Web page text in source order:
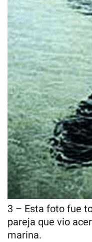
3 – Esta foto fue
pareja que vio
marina.